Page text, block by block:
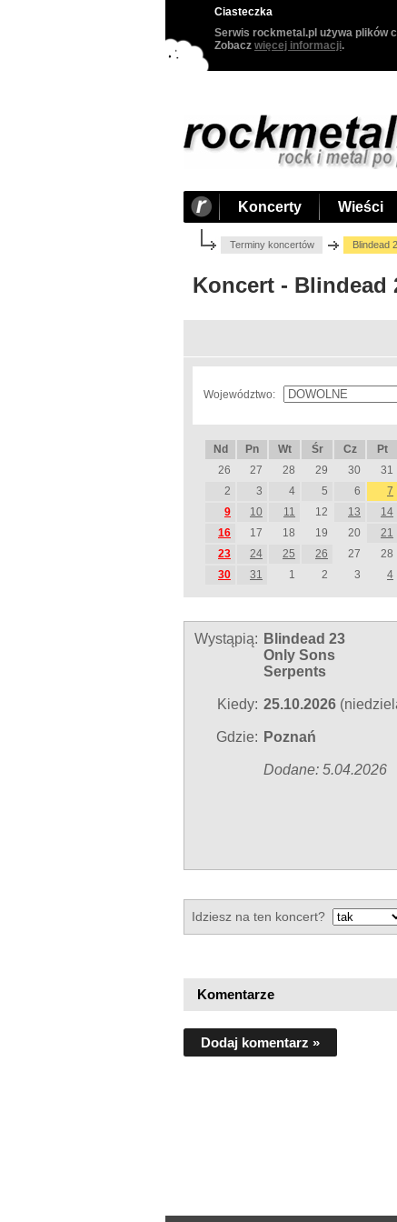
Ciasteczka
Serwis rockmetal.pl używa plików
Zobacz więcej informacji.
Koncerty Wieści
Terminy koncertów Blindead
Koncert - Blindead
Województwo:
Nd Pn Wt Śr Cz Pt
26
27 28 29 30 31
2
3 4 5 6 7
9
10 11 12 13 14
16
17 18 19 20 21
23
24 25 26 27 28
30
31 1 2 3 4
Wystąpią: Blindead 23
Only Sons
Serpents
Kiedy: 25.10.2026
Gdzie: Poznań
Dodane: 5.04.2026
Idziesz na ten koncert?
Komentarze
Dodaj komentarz »